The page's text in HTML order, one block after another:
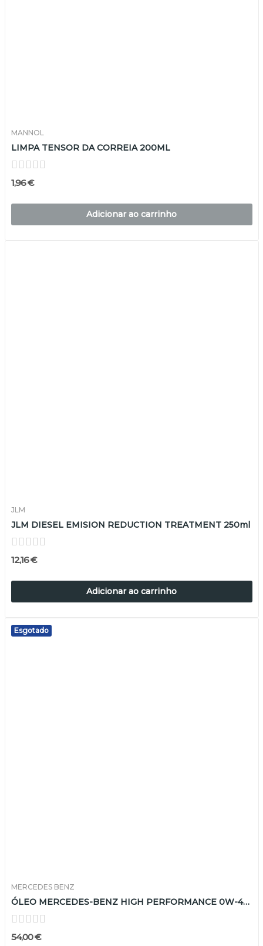
MANNOL
LIMPA TENSOR DA CORREIA 200ML
1,96 €
Adicionar ao carrinho
JLM
JLM DIESEL EMISION REDUCTION TREATMENT 250ml
12,16 €
Adicionar ao carrinho
Esgotado
MERCEDES BENZ
ÓLEO MERCEDES-BENZ HIGH PERFORMANCE 0W-40 5L
54,00 €